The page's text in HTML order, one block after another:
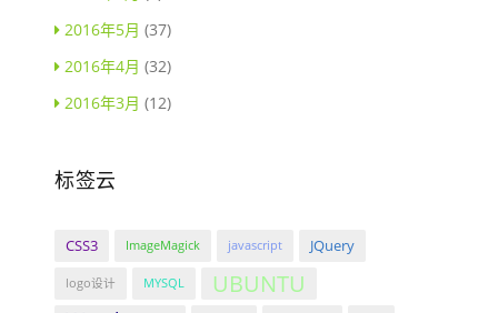
2016年5月 (37)
2016年4月 (32)
2016年3月 (12)
标签云
CSS3 ImageMagick javascript JQuery
logo设计 MYSQL UBUNTU